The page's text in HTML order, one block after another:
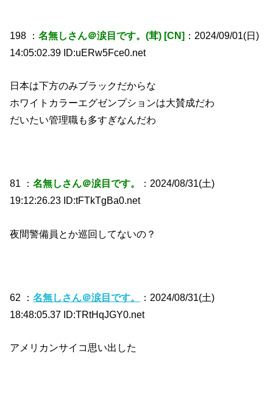
198 ：名無しさん＠涙目です。(茸) [CN] ：2024/09/01(日)
14:05:02.39 ID:uERw5Fce0.net
日本は下方のみブラックだからな
ホワイトカラーエグゼンプションは大賛成だわ
だいたい管理職も多すぎなんだわ
81 ：名無しさん＠涙目です。
：2024/08/31(土)
19:12:26.23 ID:tFTkTgBa0.net
夜間警備員とか巡回してないの？
62 ：名無しさん＠涙目です。
：2024/08/31(土)
18:48:05.37 ID:TRtHqJGY0.net
アメリカンサイコ思い出した